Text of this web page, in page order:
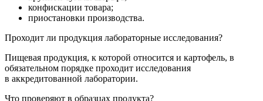
конфискации товара;
приостановки производства.
Проходит ли продукция лабораторные исследования?
Пищевая продукция, к которой относится и картофель, в
обязательном порядке проходит исследования
в аккредитованной лаборатории.
Что проверяют в образцах продукта?